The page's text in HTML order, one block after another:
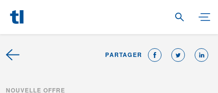
PARTAGER
NOUVELLE OFFRE